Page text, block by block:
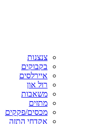
צנצנות
בקבוקים
איירלסים
רול און
משאבות
מתזים
מכסים/פקקים
אקדחי התזה